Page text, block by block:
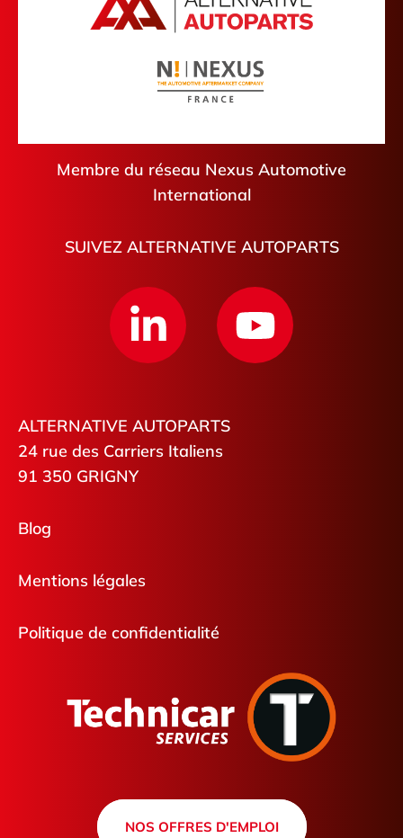
Membre du réseau Nexus Automotive
International
SUIVEZ ALTERNATIVE AUTOPARTS
ALTERNATIVE AUTOPARTS
24 rue des Carriers Italiens
91 350 GRIGNY
Blog
Mentions légales
Politique de confidentialité
NOS OFFRES D'EMPLOI